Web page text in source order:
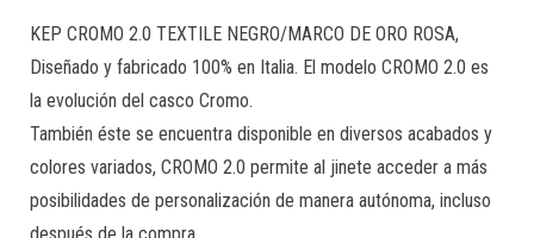
KEP CROMO 2.0 TEXTILE NEGRO/MARCO DE ORO ROSA,
Diseñado y fabricado 100% en Italia. El modelo CROMO 2.0 es
la evolución del casco Cromo.
También éste se encuentra disponible en diversos acabados y
colores variados, CROMO 2.0 permite al jinete acceder a más
posibilidades de personalización de manera autónoma, incluso
después de la compra.